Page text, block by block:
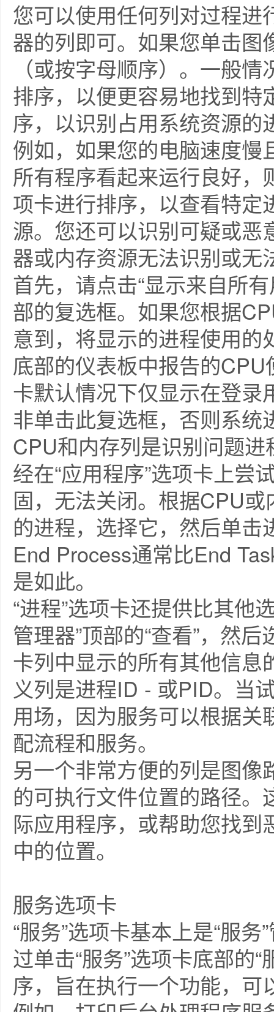
您可以使用任何列对过程
器的列即可。如果您单击
（或按字母顺序）。一般
排序，以便更容易地找到
序，以识别占用系统资源的
例如，如果您的电脑速度慢
所有程序看起来运行良好，
项卡进行排序，以查看特
源。您还可以识别可疑或
器或内存资源无法识别或
首先，请点击“显示来自所
部的复选框。如果您根据
意到，将显示的进程使用
底部的仪表板中报告的CPU
卡默认情况下仅显示在登
非单击此复选框，否则系
CPU和内存列是识别问题
经在“应用程序”选项卡上尝
固，无法关闭。根据CPU
的进程，选择它，然后单
End Process通常比End
是如此。
“进程”选项卡还提供比其他
管理器”顶部的“查看”，然后
卡列中显示的所有其他信
义列是进程ID - 或PID。当
用场，因为服务可以根据
配流程和服务。
另一个非常方便的列是图
的可执行文件位置的路径
际应用程序，或帮助您找
中的位置。
服务选项卡
“服务”选项卡基本上是“服
过单击“服务”选项卡底部的
序，旨在执行一个功能，